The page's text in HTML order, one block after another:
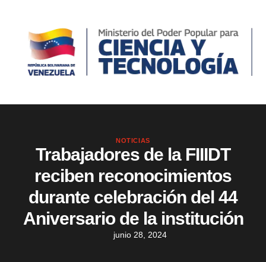
NOTICIAS
Trabajadores de la FIIIDT
reciben reconocimientos
durante celebración del 44
Aniversario de la institución
junio 28, 2024